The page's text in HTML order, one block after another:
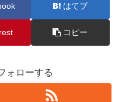
はてブ
コピー
ォローする